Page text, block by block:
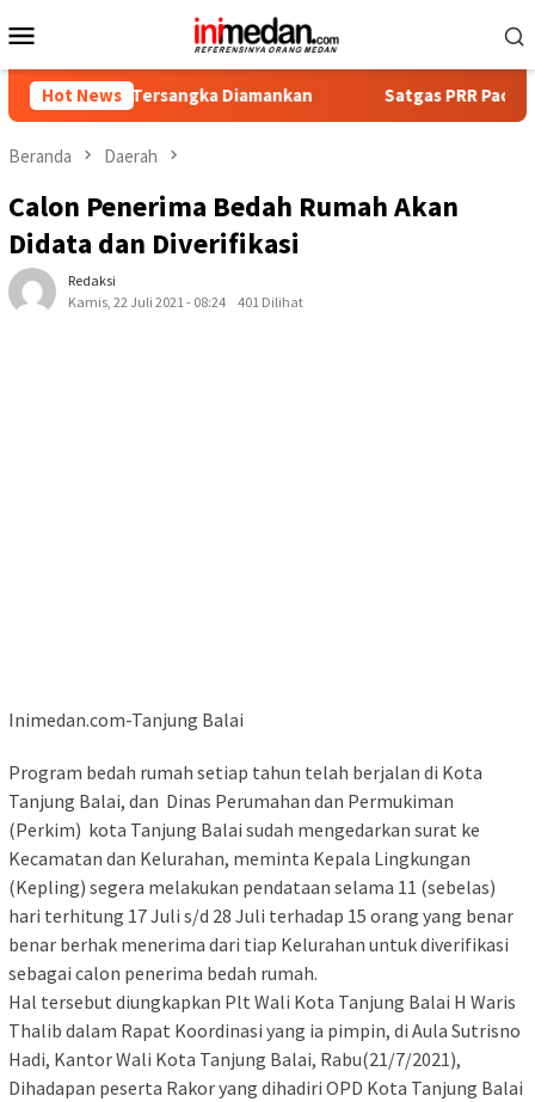
ke
Mobile
Hot News
Tersangka Diamankan Satgas PRR Pacu Realisasi
Beranda Daerah
Calon Penerima Bedah Rumah Akan
Didata dan Diverifikasi
Redaksi
Kamis, 22 Juli 2021 - 08:24
401 Dilihat
Inimedan.com-Tanjung Balai
Program bedah rumah setiap tahun telah berjalan di Kota
Tanjung Balai, dan Dinas Perumahan dan Permukiman
(Perkim) kota Tanjung Balai sudah mengedarkan surat ke
Kecamatan dan Kelurahan, meminta Kepala Lingkungan
(Kepling) segera melakukan pendataan selama 11 (sebelas)
hari terhitung 17 Juli s/d 28 Juli terhadap 15 orang yang benar
benar berhak menerima dari tiap Kelurahan untuk diverifikasi
sebagai calon penerima bedah rumah.
Hal tersebut diungkapkan Plt Wali Kota Tanjung Balai H Waris
Thalib dalam Rapat Koordinasi yang ia pimpin, di Aula Sutrisno
Hadi, Kantor Wali Kota Tanjung Balai, Rabu(21/7/2021),
Dihadapan peserta Rakor yang dihadiri OPD Kota Tanjung Balai